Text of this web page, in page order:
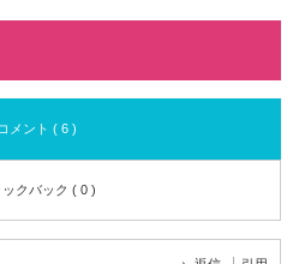
コメント ( 6 )
ックバック ( 0 )